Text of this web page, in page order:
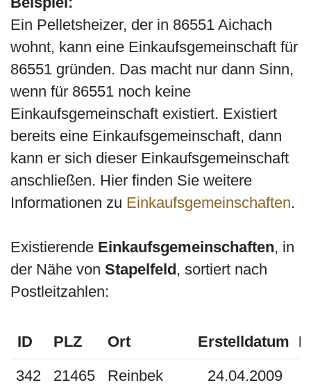
Ein Pelletsheizer, der in 86551 Aichach
wohnt, kann eine Einkaufsgemeinschaft für
86551 gründen. Das macht nur dann Sinn,
wenn für 86551 noch keine
Einkaufsgemeinschaft existiert. Existiert
bereits eine Einkaufsgemeinschaft, dann
kann er sich dieser Einkaufsgemeinschaft
anschließen. Hier finden Sie weitere
Informationen zu Einkaufsgemeinschaften.
Existierende Einkaufsgemeinschaften, in
der Nähe von Stapelfeld, sortiert nach
Postleitzahlen:
ID PLZ Ort Erstelldatum
342
21465 Reinbek 24.04.2009